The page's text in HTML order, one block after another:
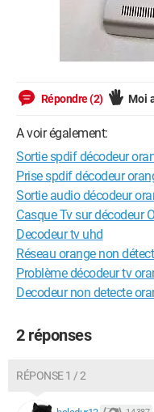
Répondre (2) Moi
A voir également:
Sortie spdif décodeur
Prise spdif décodeur
Sortie audio décodeur
Casque Tv sur décodeur
Decodeur tv uhd
Réseau orange non
Problème décodeur tv
Decodeur non detecte
2 réponses
RÉPONSE 1 / 2